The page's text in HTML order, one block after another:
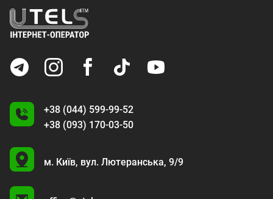
+38 (044) 599-99-52
+38 (093) 170-03-50
U
м. Київ, вул. Лютеранська, 9/9